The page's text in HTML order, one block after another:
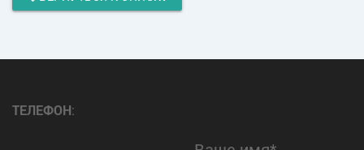
ТЕЛЕФОН: